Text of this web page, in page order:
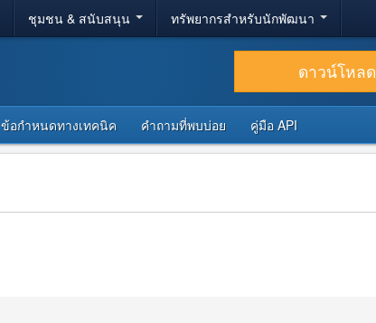
ชุมชน & สนับสนุน ทรัพยากรสำหรับนักพัฒนา
ดาวน์โหลด
ข้อกำหนดทางเทคนิค คำถามที่พบบ่อย คู่มือ API